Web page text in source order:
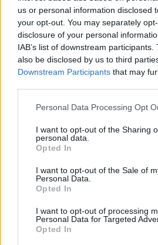
us or personal information disclosed
your opt-out. You may separately
disclosure of your personal
IAB’s list of downstream
also be disclosed by us to third
Downstream Participants that may
Personal Data Processing Opt
I want to opt-out of the Sharing
personal data.
Opted In
I want to opt-out of the Sale of
Personal Data.
Opted In
I want to opt-out of processing
Personal Data for Targeted
Opted In
9 Αυγούστου, 2026
Από τις 16 έως 24 Αυγούστου το Φεστιβάλ Γεύσεων &
στην Κίσσαμο
9 Αυγούστου, 2026
9 Αυγούστου, 2026
αποτελεσμάτων από 1η Σεπτεμβρίου
9 Αυγούστου, 2026
Αλλαγές στην ειδική άδεια
περισσότερες κατηγορίες δικαιούχων